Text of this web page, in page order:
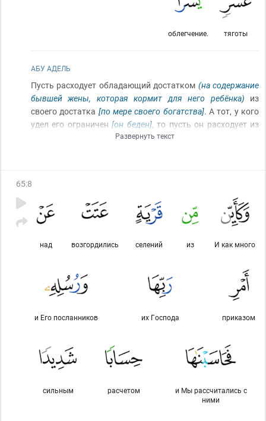
тяготы
облегчение.
АБУ АДЕЛЬ
Пусть расходует обладающий достатком (на содержание
бывшей жены, которая кормит для него ребёнка) из
своего достатка [по мере своего богатства]. А тот, у кого
удел его ограничен[он беден], то пусть он расходует из
того, что дал ему Аллах[по своей возможности]
Аллах после тяготы облегчение.
Развернуть текст
65:8
И как много
из
селений
возгордились
над
приказом
их Господа
и Его посланников
и Мы рассчитались с
ними
расчетом
сильным